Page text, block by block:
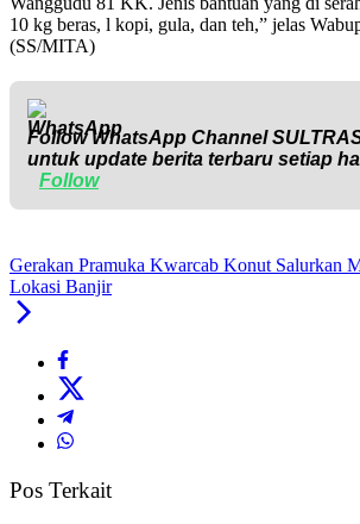
10 kg beras, l kopi, gula, dan teh,” jelas
(SS/MITA)
Follow WhatsApp Channel
untuk update berita terbaru setiap
Follow
Gerakan Pramuka Kwarcab Konut Salurkan
Lokasi Banjir
Pos Terkait